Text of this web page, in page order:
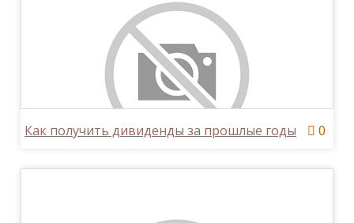
Как получить дивиденды за прошлые годы 0